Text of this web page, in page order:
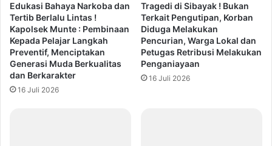
Edukasi Bahaya Narkoba dan
Tertib Berlalu Lintas !
Kapolsek Munte : Pembinaan
Kepada Pelajar Langkah
Preventif, Menciptakan
Generasi Muda Berkualitas
dan Berkarakter
16 Juli 2026
Tragedi di Sibayak ! Bukan
Terkait Pengutipan, Korban
Diduga Melakukan
Pencurian, Warga Lokal dan
Petugas Retribusi Melakukan
Penganiayaan
16 Juli 2026